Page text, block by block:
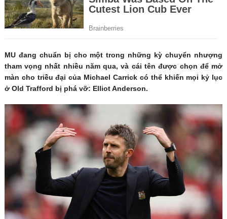
MU đang chuẩn bị cho một trong những kỳ chuyển nhượng
tham vọng nhất nhiều năm qua, và cái tên được chọn để mở
màn cho triều đại của Michael Carrick có thể khiến mọi kỷ lục
ở Old Trafford bị phá vỡ: Elliot Anderson.